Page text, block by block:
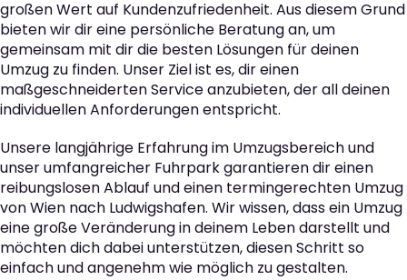
großen Wert auf Kundenzufriedenheit. Aus diesem Grund
bieten wir dir eine persönliche Beratung an, um
gemeinsam mit dir die besten Lösungen für deinen
Umzug zu finden. Unser Ziel ist es, dir einen
maßgeschneiderten Service anzubieten, der all deinen
individuellen Anforderungen entspricht.
Unsere langjährige Erfahrung im Umzugsbereich und
unser umfangreicher Fuhrpark garantieren dir einen
reibungslosen Ablauf und einen termingerechten Umzug
von Wien nach Ludwigshafen. Wir wissen, dass ein Umzug
eine große Veränderung in deinem Leben darstellt und
möchten dich dabei unterstützen, diesen Schritt so
einfach und angenehm wie möglich zu gestalten.